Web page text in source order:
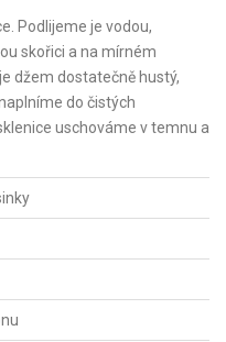
Podlijeme je vodou,
skořici a na mírném
džem dostatečně hustý,
do čistých
uschováme v temnu a